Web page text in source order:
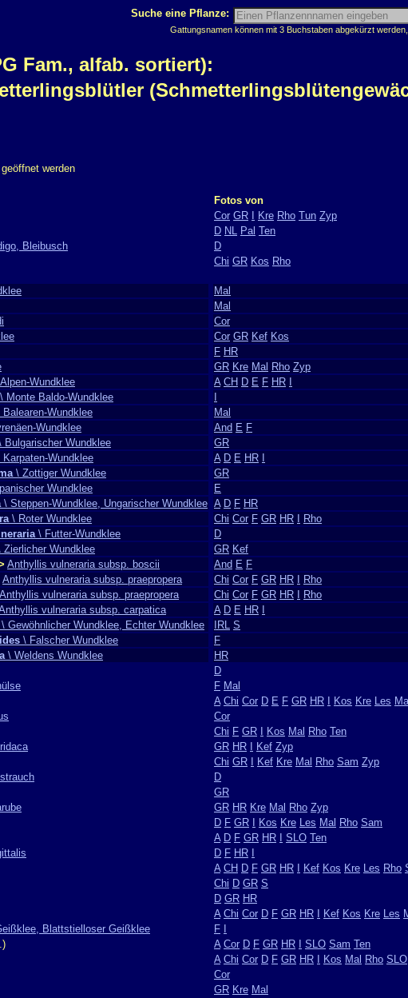
Suche eine Pflanze:
Gattungsnamen können mit 3 Buchstaben abgekürzt
Fam., alfab. sortiert):
werden
Fotos von
Cor GR Kre Rho Tun Zyp
D NL Pal Ten
Bleibusch
D
Chi GR Kos Rho
Mal
Mal
Cor
Cor GR Kef Kos
F HR
GR Kre Mal Rho Zyp
Wundklee A CH D E F HR
\ Monte Baldo-Wundklee
Wundklee
Mal
Wundklee And E F
Wundklee
GR
Wundklee A D E HR
\ Zottiger Wundklee
GR
Wundklee
E
\ Steppen-Wundklee, Ungarischer Wundklee A D F HR
\ Roter Wundklee Chi Cor F GR HR
Rho
\ Futter-Wundklee
D
Wundklee GR Kef
Anthyllis vulneraria subsp. boscii And E F
Anthyllis vulneraria subsp. praepropera Chi Cor F GR HR
Rho
Anthyllis vulneraria subsp. praepropera Chi Cor F GR HR
Rho
vulneraria subsp. carpatica A D E HR
Gewöhnlicher Wundklee, Echter Wundklee IRL S
\ Falscher Wundklee
F
\ Weldens Wundklee
HR
D
F Mal
A Chi Cor D E F GR HR Kos Kre Les
Cor
Chi F GR Kos Mal Rho Ten
GR HR Kef Zyp
Chi GR Kef Kre Mal Rho Sam Zyp
D
GR
GR HR Kre Mal Rho Zyp
D F GR Kos Kre Les Mal Rho Sam
A D F GR HR SLO Ten
D F HR
A CH D F GR HR Kef Kos Kre Les Rho
Chi D GR S
D GR HR
A Chi Cor D F GR HR Kef Kos Kre Les
Blattstielloser Geißklee F
A Cor D F GR HR SLO Sam Ten
A Chi Cor D F GR HR Kos Mal Rho SLO
Cor
GR Kre Mal